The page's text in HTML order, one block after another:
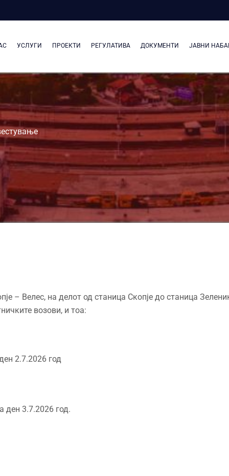
УСЛУГИ ПРОЕКТИ РЕГУЛАТИВА ДОКУМЕНТИ ЈАВНИ
– Велес, на делот од станица Скопје до станица
возови, и тоа:
2.7.2026 год
ден 3.7.2026 год.